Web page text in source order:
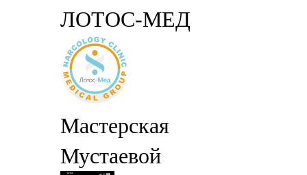
ЛОТОС-МЕД
Мастерская
Мустаевой